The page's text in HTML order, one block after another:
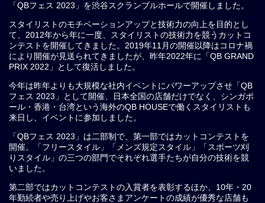
「QBフェス 2023」を渋谷スクランブルホールで開催しました。
スタイリストのモチベーションアップと技術力の向上を目的とし
て、2012年から年に一度、スタイリストの技術力を競うカットコ
ンテストを開催してきました。2019年11月の開催以降はコロナ禍
により開催が見送られてきましたが、昨年2022年に「QB GRAND
PRIX 2022」として復活しました。
今年は昨年よりも大規模な社内イベントにパワーアップさせ「QB
フェス 2023」として開催、日本全国の店舗だけでなく、シンガポ
ール・香港・台湾という海外のQB HOUSEで働くスタイリストも
来日し、イベントに参加しました。
「QBフェス 2023」は二部制で、第一部ではカットコンテストを
開催。「フリースタイル」「メンズ規定スタイル」「スポーツ刈
りスタイル」の三つの部門でそれぞれ選手たちが自分の技術を競
いました。
第二部ではカットコンテストの入賞者を表彰するほか、10年・20
年勤続者や売り上げやお客さまアンケートの成績が優秀な店舗も